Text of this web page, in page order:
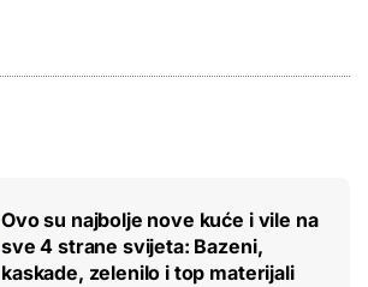
Ovo su najbolje nove kuće i vile na
sve 4 strane svijeta: Bazeni,
kaskade, zelenilo i top materijali